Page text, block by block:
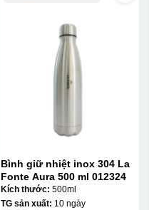
Bình giữ nhiệt inox 304 La
Fonte Aura 500 ml 012324
Kích thước: 500ml
TG sản xuất: 10 ngày